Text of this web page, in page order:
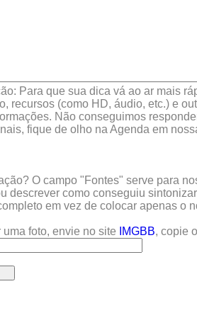
Para que sua dica vá ao ar mais
recursos (como HD, áudio, etc.) e
Não conseguimos
fique de olho na Agenda em
O campo "Fontes" serve para
descrever como conseguiu
em vez de colocar apenas o
foto, envie no site
IMGBB, copie